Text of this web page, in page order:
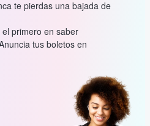
te pierdas una bajada de
el primero en saber
tus boletos en